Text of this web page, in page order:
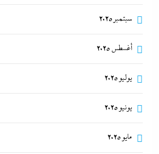
سبتمبر 2025
أغسطس 2025
يوليو 2025
يونيو 2025
مايو 2025